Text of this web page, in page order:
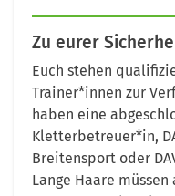
Zu eurer
Euch stehen
Trainer*innen zur
haben eine
Kletterbetreuer*in,
Breitensport oder
Lange Haare